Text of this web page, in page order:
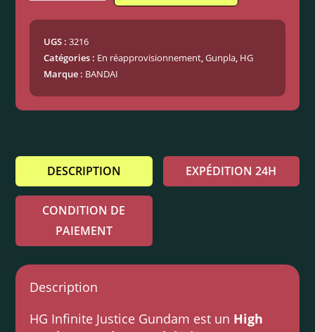
UGS :3216
Catégories : En réapprovisionnement,Gunpla, HG
Marque : BANDAI
DESCRIPTION EXPÉDITION 24H
CONDITION DE
PAIEMENT
Description
HG Infinite Justice Gundam est un High